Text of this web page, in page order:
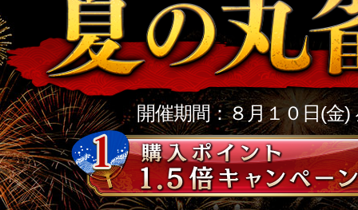
開催期間：８月１０日(金